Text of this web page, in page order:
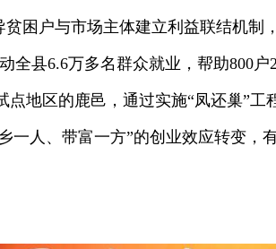
贫困户与市场主体建立利益联结机制
全县6.6万多名群众就业，帮助800
点地区的鹿邑，通过实施“凤还巢”
一人、带富一方”的创业效应转变